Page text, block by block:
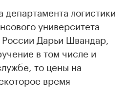
логистики
университета
России Дарьи Швандар,
в том числе и
то цены на
время